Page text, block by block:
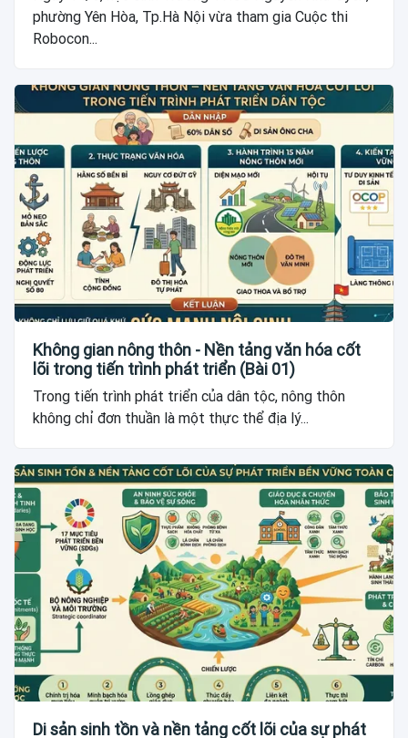
phường Yên Hòa, Tp.Hà Nội vừa tham gia Cuộc thi
Robocon...
Không gian nông thôn - Nền tảng văn hóa cốt
lõi trong tiến trình phát triển (Bài 01)
Trong tiến trình phát triển của dân tộc, nông thôn
không chỉ đơn thuần là một thực thể địa lý...
Di sản sinh tồn và nền tảng cốt lõi của sự phát